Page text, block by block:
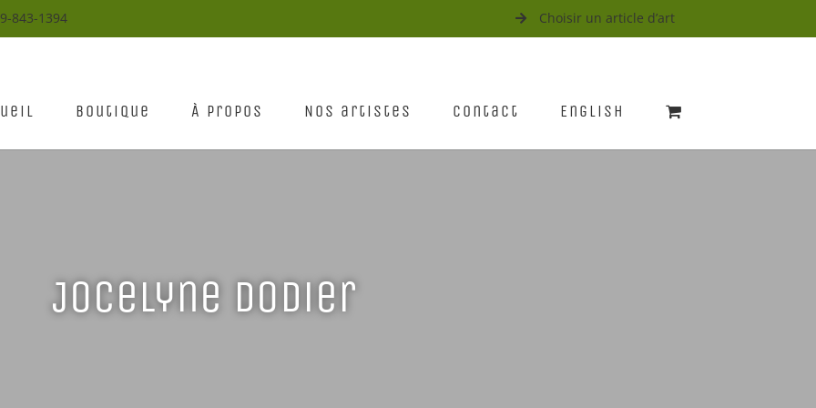
843-1394 Choisir un article d’art
Boutique À propos Nos artistes Contact English
Jocelyne Dodier